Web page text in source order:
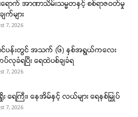
ောက် အာဏာသိမ်းသမ္မတနှင့် စစ်ရာဇဝတ်မှု
ျက်များ
7, 2026
င်ပန်းတွင် အသက် (၆) နှစ်အရွယ်ကလေး
ပ်လုခံရပြီး ရေထဲပစ်ချခံရ
7, 2026
း ရေကြီး၊ နေအိမ်နှင့် လယ်များ ရေနစ်မြှုပ်
7, 2026